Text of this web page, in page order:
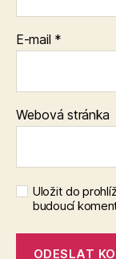
E-mail *
Webová stránka
Uložit do
budoucí